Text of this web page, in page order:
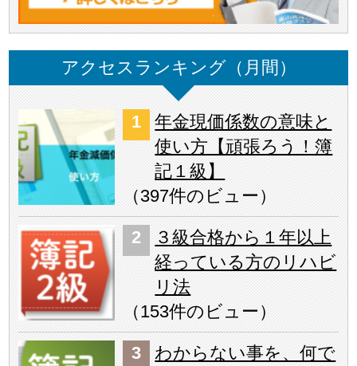
アクセスランキング（月間）
年金現価係数の意味と
使い方【頑張ろう！簿
記１級】
（397件のビュー ）
３級合格から１年以上
経っている方のリハビ
リ法
（153件のビュー ）
わからない事を、何で